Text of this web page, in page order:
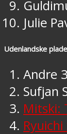
Julie
Udenlandske
Andre
Sufjan
Mitski: